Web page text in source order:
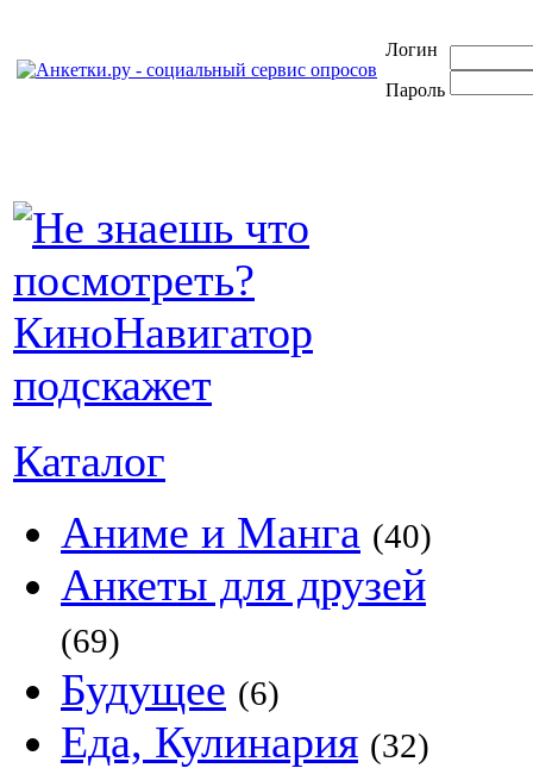
Логин
Пароль
Каталог
Аниме и Манга (40)
Анкеты для друзей
(69)
Будущее (6)
Еда, Кулинария (32)